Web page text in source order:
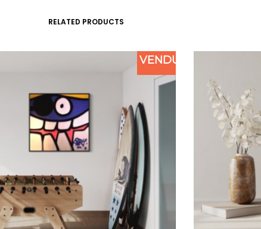
RELATED PRODUCTS
VENDU